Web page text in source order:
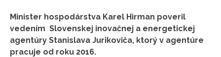
Minister hospodárstva Karel Hirman poveril
vedením Slovenskej inovačnej a energetickej
agentúry Stanislava Jurikoviča, ktorý v agentúre
pracuje od roku 2016.